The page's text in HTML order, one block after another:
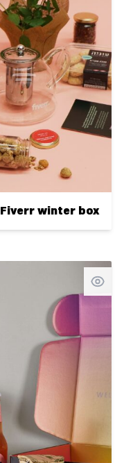
Fiverr winter box